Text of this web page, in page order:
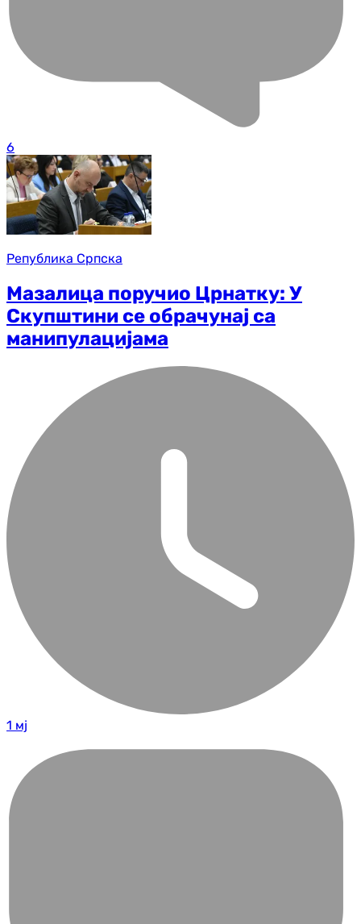
6
Република Српска
Мазалица поручио Црнатку: У
Скупштини се обрачунај са
манипулацијама
1 мј